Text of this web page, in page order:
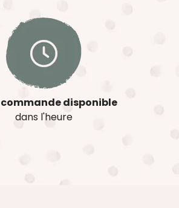
disponible
dans l'heure